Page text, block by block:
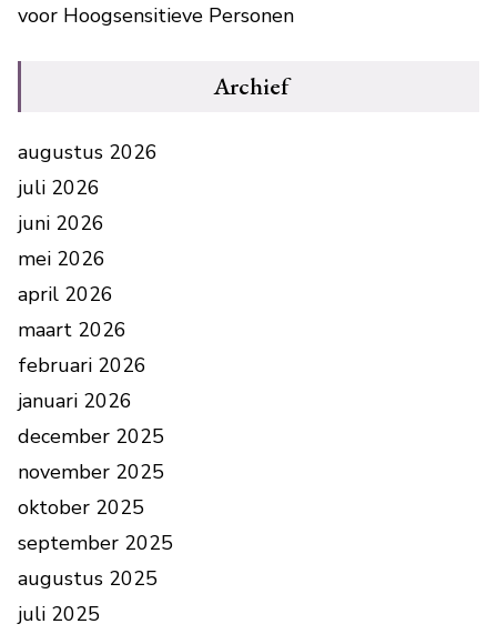
voor Hoogsensitieve Personen
Archief
augustus 2026
juli 2026
juni 2026
mei 2026
april 2026
maart 2026
februari 2026
januari 2026
december 2025
november 2025
oktober 2025
september 2025
augustus 2025
juli 2025